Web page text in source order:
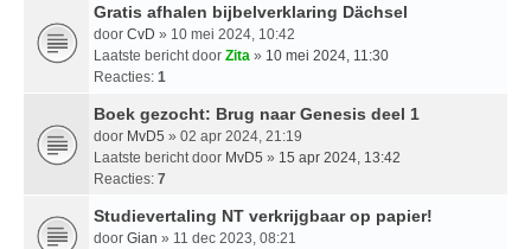
Gratis afhalen bijbelverklaring Dächsel
door CvD » 10 mei 2024, 10:42
Laatste bericht door Zita » 10 mei 2024, 11:30
Reacties: 1
Boek gezocht: Brug naar Genesis deel 1
door MvD5 » 02 apr 2024, 21:19
Laatste bericht door MvD5 » 15 apr 2024, 13:42
Reacties: 7
Studievertaling NT verkrijgbaar op papier!
door Gian » 11 dec 2023, 08:21